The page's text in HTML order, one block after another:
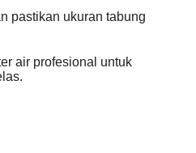
pastikan ukuran tabung
air profesional untuk